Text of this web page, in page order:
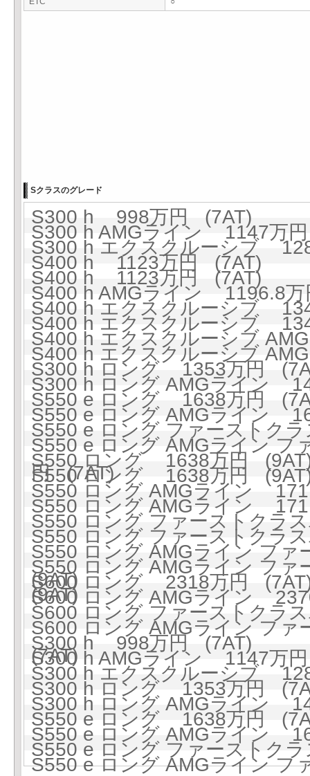
Sクラスのグレード
S300 h 998万円 (7AT)
S300 h AMGライン 1147万
S300 h エクスクルーシブ
S400 h 1123万円 (7AT)
S400 h 1123万円 (7AT)
S400 h AMGライン 1196.8
S400 h エクスクルーシブ
S400 h エクスクルーシブ
S400 h エクスクルーシブ
S400 h エクスクルーシブ
S300 h ロング 1353万円
S300 h ロング AMGライン
S550 e ロング 1638万円
S550 e ロング AMGライン
S550 e ロング ファーストク
S550 e ロング AMGライン
円 (7AT)
S550 ロング 1638万円
S550 ロング 1638万円
S550 ロング AMGライン
S550 ロング AMGライン
S550 ロング ファーストク
S550 ロング ファーストク
S550 ロング AMGライン フ
(9AT)
S550 ロング AMGライン フ
(9AT)
S600 ロング 2318万円
S600 ロング AMGライン
S600 ロング ファーストク
S600 ロング AMGライン フ
(7AT)
S300 h 998万円 (7AT)
S300 h AMGライン 1147万
S300 h エクスクルーシブ
S300 h ロング 1353万円
S300 h ロング AMGライン
S550 e ロング 1638万円
S550 e ロング AMGライン
S550 e ロング ファーストク
S550 e ロング AMGライン